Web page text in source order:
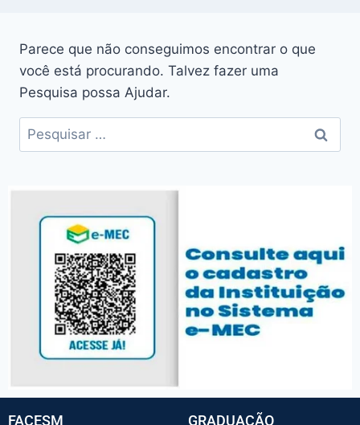
Parece que não conseguimos encontrar o que
você está procurando. Talvez fazer uma
Pesquisa possa Ajudar.
FACESM GRADUAÇÃO